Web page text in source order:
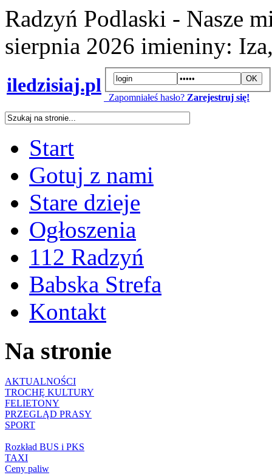
Radzyń Podlaski - Nasze
sierpnia 2026 imieniny:
iledzisiaj.pl
Zapomniałeś hasło? Zarejestruj się!
Start
Gotuj z nami
Stare dzieje
Ogłoszenia
112 Radzyń
Babska Strefa
Kontakt
Na stronie
AKTUALNOŚCI
TROCHĘ KULTURY
FELIETONY
PRZEGLĄD PRASY
SPORT
Rozkład BUS i PKS
TAXI
Ceny paliw